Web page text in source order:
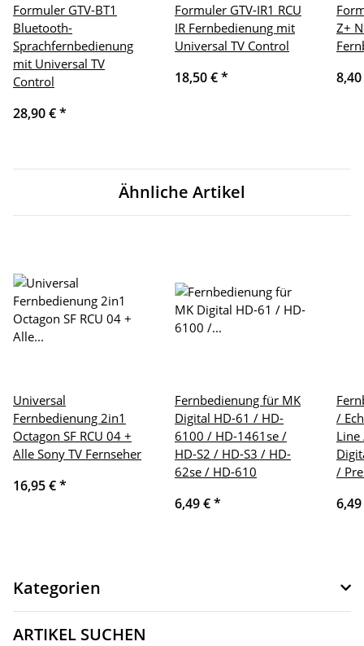
Formuler GTV-BT1
Bluetooth-
Sprachfernbedienung
mit Universal TV
Control
28,90 €*
Formuler GTV-IR1 RCU
IR Fernbedienung mit
Universal TV Control
18,50 €*
Z+
Ähnliche Artikel
Universal
Fernbedienung 2in1
Octagon SF RCU 04 +
Alle Sony TV Fernseher
16,95 €*
Fernbedienung für MK
Digital HD-61 / HD-
6100 / HD-1461se /
HD-S2 / HD-S3 / HD-
62se / HD-610
6,49 €*
/
Line
/
Kategorien
ARTIKEL SUCHEN